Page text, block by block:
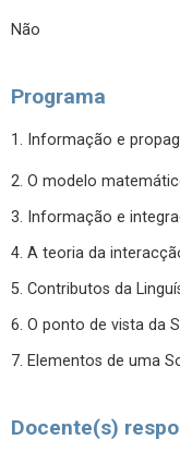
Não
Programa
1. Informação e
2. O modelo
3. Informação e
4. A teoria da
5. Contributos da
6. O ponto de vista da
7. Elementos de uma
Docente(s)